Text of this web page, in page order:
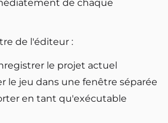
de chaque
de l'éditeur :
le projet actuel
le jeu dans une fenêtre séparée
en tant qu'exécutable